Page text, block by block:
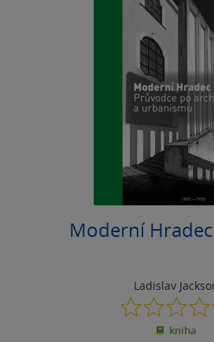
Moderní
Ladislav
0.0
z
5
kniha